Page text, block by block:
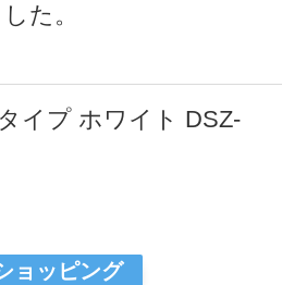
た。
イプ ホワイト DSZ-
ョッピング